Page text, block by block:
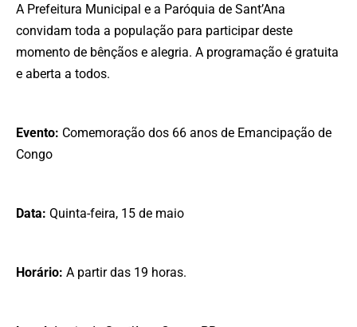
A Prefeitura Municipal e a Paróquia de Sant’Ana
convidam toda a população para participar deste
momento de bênçãos e alegria. A programação é gratuita
e aberta a todos.
Evento: Comemoração dos 66 anos de Emancipação de
Congo
Data: Quinta-feira, 15 de maio
Horário: A partir das 19 horas.